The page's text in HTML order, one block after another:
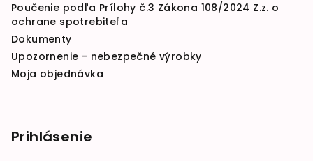
Poučenie podľa Prílohy č.3 Zákona 108/2024 Z.z. o
ochrane spotrebiteľa
Dokumenty
Upozornenie - nebezpečné výrobky
Moja objednávka
Prihlásenie